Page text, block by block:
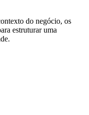
do negócio, os
estruturar uma